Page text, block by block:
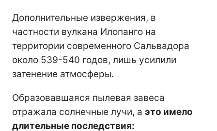
Дополнительные извержения, в
частности вулкана Илопанго на
территории современного Сальвадора
около 539-540 годов, лишь усилили
затенение атмосферы.
Образовавшаяся пылевая завеса
отражала солнечные лучи, а это имело
длительные последствия: